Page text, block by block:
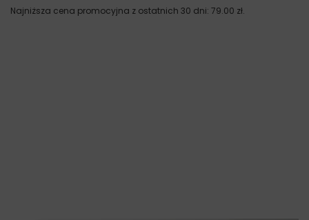
Najniższa cena promocyjna z ostatnich 30 dni: 79.00 zł.